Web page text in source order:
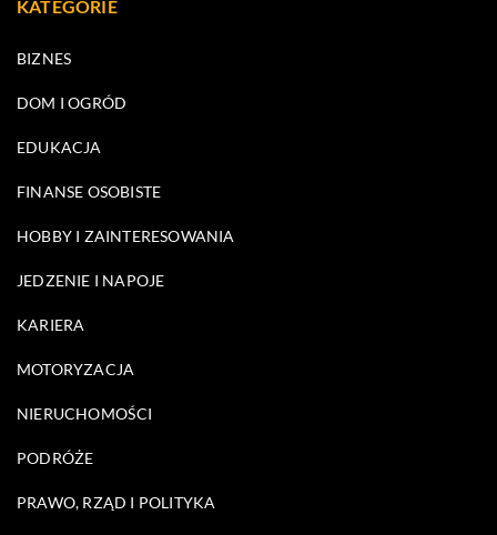
KATEGORIE
BIZNES
DOM I OGRÓD
EDUKACJA
FINANSE OSOBISTE
HOBBY I ZAINTERESOWANIA
JEDZENIE I NAPOJE
KARIERA
MOTORYZACJA
NIERUCHOMOŚCI
PODRÓŻE
PRAWO, RZĄD I POLITYKA